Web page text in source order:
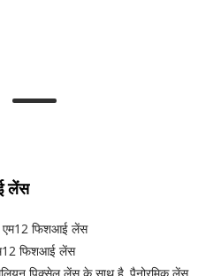
लेंस
फिशआई लेंस
फिशआई लेंस